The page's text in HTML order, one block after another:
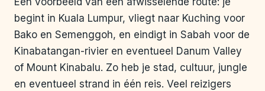
begint in Kuala Lumpur, vliegt naar Kuching voor
Bako en Semenggoh, en eindigt in Sabah voor de
Kinabatangan-rivier en eventueel Danum Valley
of Mount Kinabalu. Zo heb je stad, cultuur, jungle
en eventueel strand in één reis. Veel reizigers